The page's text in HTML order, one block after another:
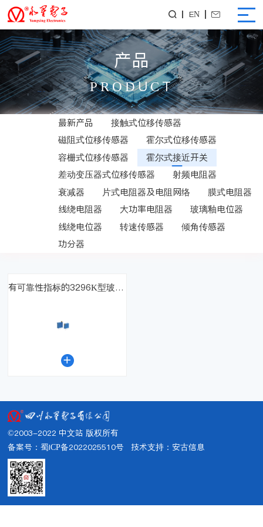
 EN 
产品
PRODUCT
最新产品
接触式位移传感器
磁阻式位移传感器
霍尔式位移传感器
容栅式位移传感器
霍尔式接近开关
差动变压器式位移传感器
射频电阻器
衰减器
片式电阻器及电阻网络
膜式电阻器
线绕电阻器
大功率电阻器
玻璃釉电位器
线绕电位器
转速传感器
倾角传感器
功分器
有可靠性指标的3296K型玻璃釉预调电位器（国军标）

©2003-2022 中文站 版权所有
备案号：蜀ICP备2022025510号 技术支持： 安古信息